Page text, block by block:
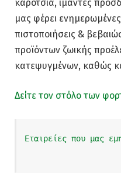
καρότσια, ιμάντες
μας φέρει
πιστοποιήσεις &
προϊόντων ζωικής
κατεψυγμένων, καθώς
Δείτε τον στόλο των
Εταιρείες που μας